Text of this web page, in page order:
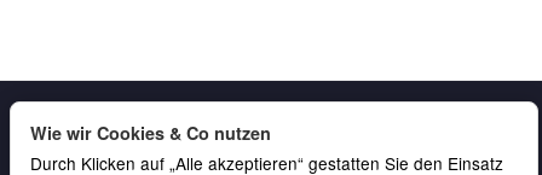
Wie wir Cookies & Co nutzen
Durch Klicken auf „Alle akzeptieren“ gestatten Sie den Einsatz